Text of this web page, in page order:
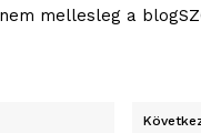
mellesleg a